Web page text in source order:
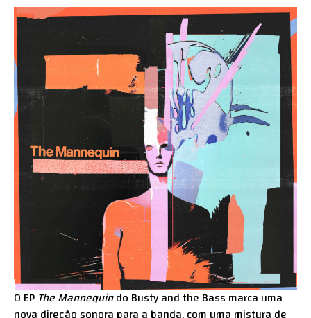
O EP The Mannequindo Busty and the Bass marca uma